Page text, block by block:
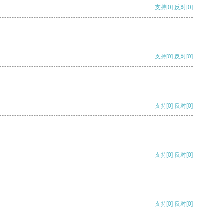
支持[0] 反对[0]
支持[0] 反对[0]
支持[0] 反对[0]
支持[0] 反对[0]
支持[0] 反对[0]